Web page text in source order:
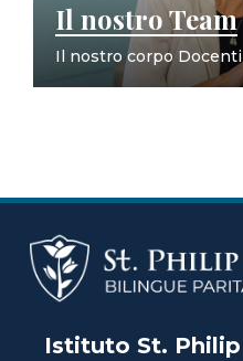
Il nostro Team
Il nostro corpo
Istituto St.